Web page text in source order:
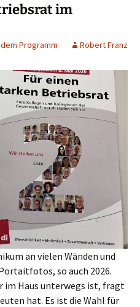
im
Programm Robert Franz
an vielen Wänden und
so auch 2026.
im Haus unterwegs ist, fragt
hat. Es ist die Wahl für